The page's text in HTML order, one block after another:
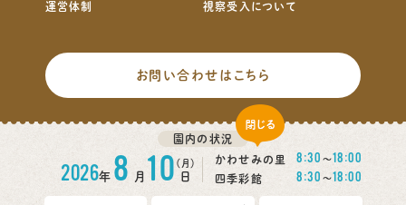
園内の状況
2026年 8 月 10 日
（月） かわせみの里 8:30 〜18:00
四季彩館 8:30 〜18:00
運営体制 視察受入について
お問い合わせはこちら
プライバシーポリシー
Copyright(c) 2021 中ノ島公園・かわせみの里 All Rights Reserved.